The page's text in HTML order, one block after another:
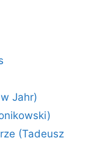
Jahr)
(Tadeusz